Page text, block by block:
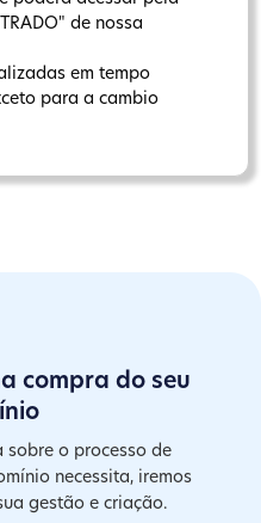
de nossa
em tempo
para a cambio
compra do seu
sobre o processo de
necessita, iremos
gestão e criação.